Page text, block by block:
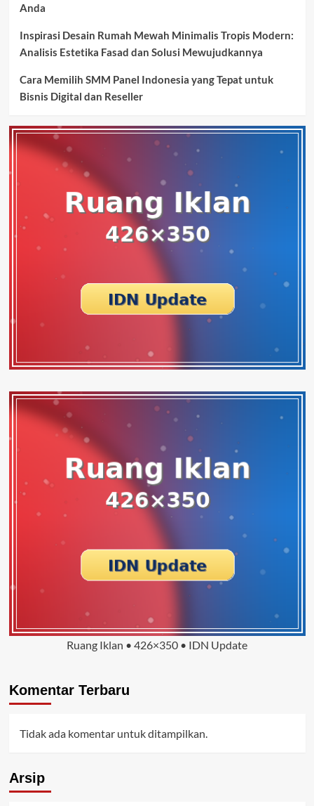
Anda
Inspirasi Desain Rumah Mewah Minimalis Tropis Modern:
Analisis Estetika Fasad dan Solusi Mewujudkannya
Cara Memilih SMM Panel Indonesia yang Tepat untuk
Bisnis Digital dan Reseller
Ruang Iklan • 426×350 • IDN Update
Komentar Terbaru
Tidak ada komentar untuk ditampilkan.
Arsip